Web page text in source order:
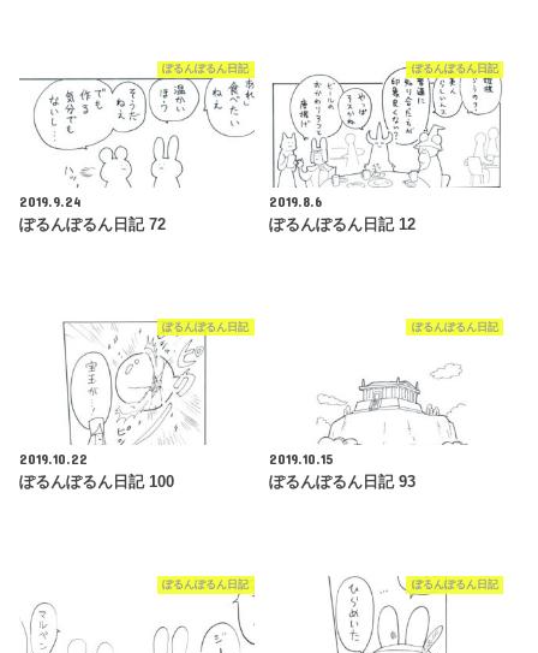
ぽるんぽるん日記
2019.9.24
ぽるんぽるん日記 72
ぽるんぽるん日記
2019.8.6
ぽるんぽるん日記 12
ぽるんぽるん日記
2019.10.22
ぽるんぽるん日記 100
ぽるんぽるん日記
2019.10.15
ぽるんぽるん日記 93
ぽるんぽるん日記 ぽるんぽるん日記